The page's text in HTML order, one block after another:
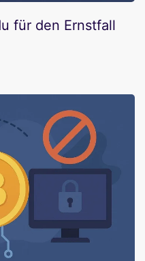
für den Ernstfall